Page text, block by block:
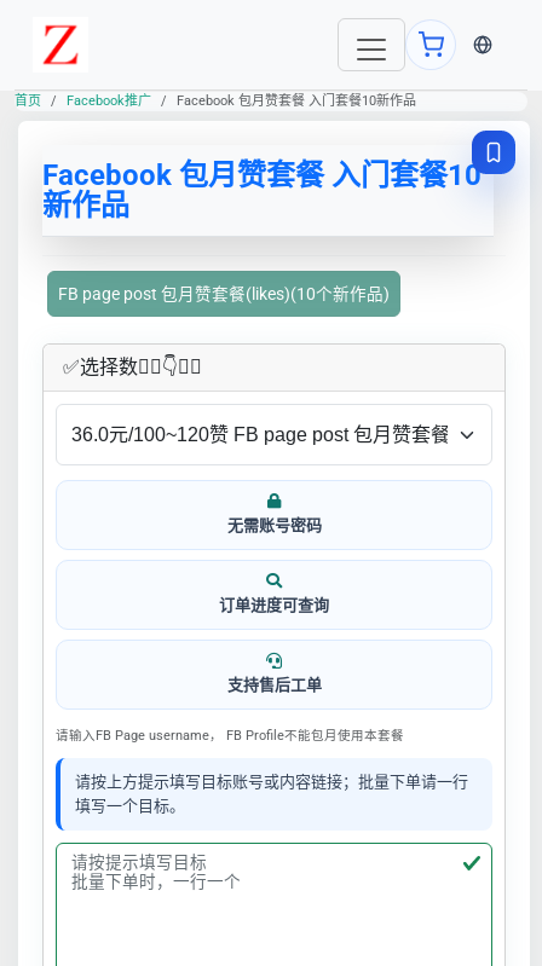
当前语
首页 Facebook推广 Facebook 包月赞套餐 入门套餐10新作品
Facebook 包月赞套餐 入门套餐10
新作品
FB page post 包月赞套餐(likes)(10个新作品)
✅​选择数👇🏻​​👇👇🏻​​
无需账号密码
订单进度可查询
支持售后工单
请输入FB Page username， FB Profile不能包月使用本套餐
请按上方提示填写目标账号或内容链接；批量下单请一行
填写一个目标。